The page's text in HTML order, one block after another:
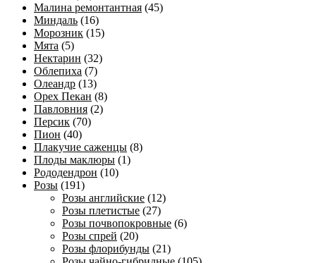
Малина ремонтантная (45)
Миндаль (16)
Морозник (15)
Мята (5)
Нектарин (32)
Облепиха (7)
Олеандр (13)
Орех Пекан (8)
Павловния (2)
Персик (70)
Пион (40)
Плакучие саженцы (8)
Плоды маклюры (1)
Рододендрон (10)
Розы (191)
Розы английские (12)
Розы плетистые (27)
Розы почвопокровные (6)
Розы спрей (20)
Розы флорибунды (21)